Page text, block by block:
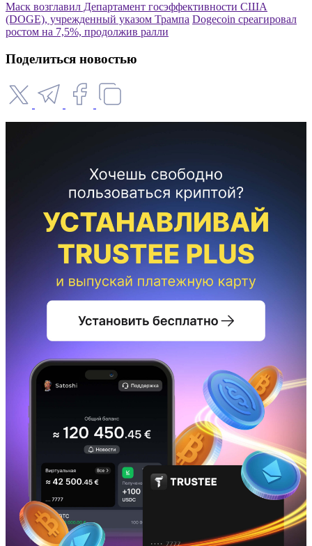
Маск возглавил Департамент госэффективности США
(DOGE), учрежденный указом Трампа Dogecoin среагировал
ростом на 7,5%, продолжив ралли
Поделиться новостью